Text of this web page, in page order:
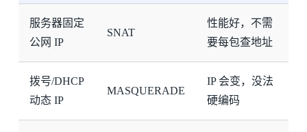
服务器固定
公网 IP
SNAT
性能好，不需
要每包查地址
拨号/DHCP
动态 IP
MASQUERADE
IP 会变，没法
硬编码